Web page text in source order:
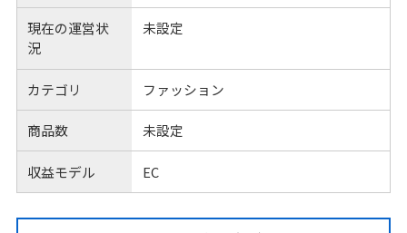
現在の運営状
況
未設定
カテゴリ ファッション
商品数 未設定
収益モデル EC